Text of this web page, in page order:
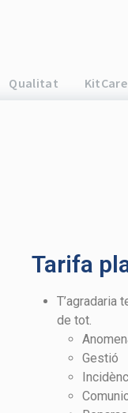
Qualitat KitCare
Tarifa
T’agradaria
de tot.
Gestió